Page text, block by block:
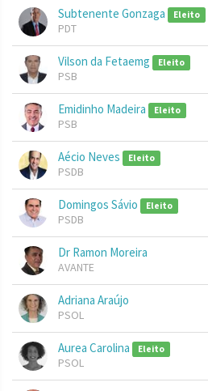
Subtenente Gonzaga Eleito
PDT
Vilson da Fetaemg Eleito
PSB
Emidinho Madeira Eleito
PSB
Aécio Neves Eleito
PSDB
Domingos Sávio Eleito
PSDB
Dr Ramon Moreira
AVANTE
Adriana Araújo
PSOL
Aurea Carolina Eleito
PSOL